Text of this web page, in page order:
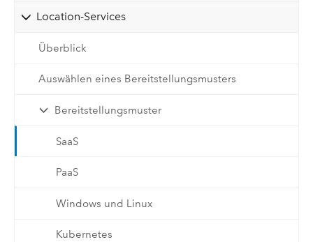
Location-Services
Überblick
Auswählen eines Bereitstellungsmusters
Bereitstellungsmuster
SaaS
PaaS
Windows und Linux
Kubernetes